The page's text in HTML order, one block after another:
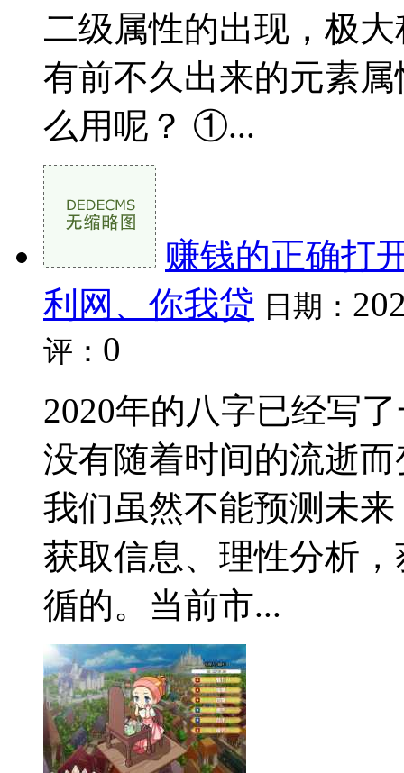
二级属性的出现，极
有前不久出来的元素
么用呢？ ①...
赚钱的正确打
利网、你我贷 日期：
评： 0
2020年的八字已经写
没有随着时间的流逝
我们虽然不能预测未
获取信息、理性分析
循的。当前市...